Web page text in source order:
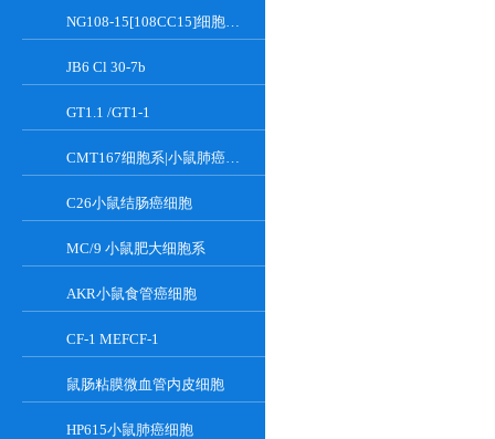
NG108-15[108CC15]细胞系|小鼠神经母瘤与大鼠胶质瘤之融合细胞
JB6 Cl 30-7b
GT1.1 /GT1-1
CMT167细胞系|小鼠肺癌细胞
C26小鼠结肠癌细胞
MC/9 小鼠肥大细胞系
AKR小鼠食管癌细胞
CF-1 MEFCF-1
鼠肠粘膜微血管内皮细胞
HP615小鼠肺癌细胞